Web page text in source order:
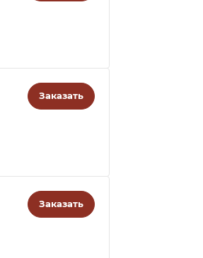
Заказать
Заказать